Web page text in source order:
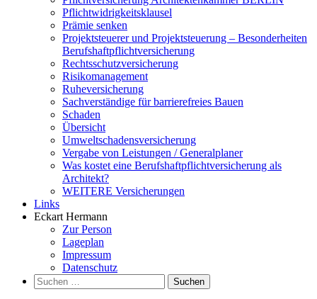
Pflichtwidrigkeitsklausel
Prämie senken
Projektsteuerer und Projektsteuerung – Besonderheiten
Berufshaftpflichtversicherung
Rechtsschutzversicherung
Risikomanagement
Ruheversicherung
Sachverständige für barrierefreies Bauen
Schaden
Übersicht
Umweltschadensversicherung
Vergabe von Leistungen / Generalplaner
Was kostet eine Berufshaftpflichtversicherung als
Architekt?
WEITERE Versicherungen
Links
Eckart Hermann
Zur Person
Lageplan
Impressum
Datenschutz
Suchen
nach: